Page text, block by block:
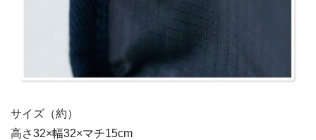
サイズ（約）
高さ32×幅32×マチ15cm